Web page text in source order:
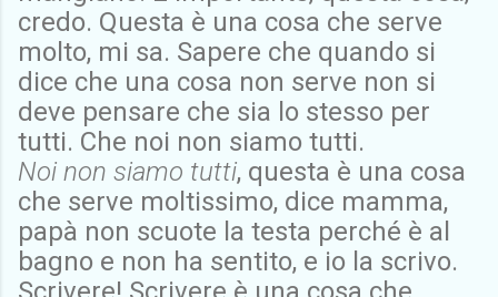
credo. Questa è una cosa che serve
molto, mi sa. Sapere che quando si
dice che una cosa non serve non si
deve pensare che sia lo stesso per
tutti. Che noi non siamo tutti.
Noi non siamo tutti, questa è una cosa
che serve moltissimo, dice mamma,
papà non scuote la testa perché è al
bagno e non ha sentito, e io la scrivo.